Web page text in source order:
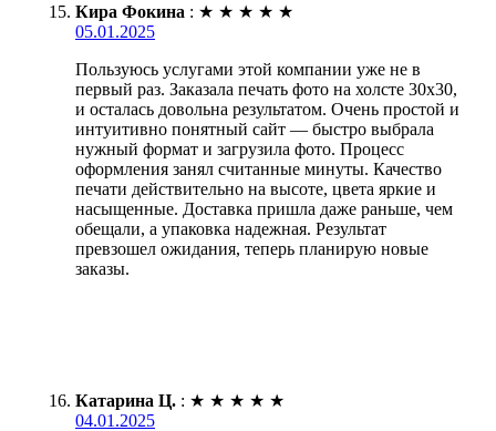
Кира Фокина : ★ ★ ★ ★ ★
05.01.2025
Пользуюсь услугами этой компании уже не в
первый раз. Заказала печать фото на холсте 30х30,
и осталась довольна результатом. Очень простой и
интуитивно понятный сайт — быстро выбрала
нужный формат и загрузила фото. Процесс
оформления занял считанные минуты. Качество
печати действительно на высоте, цвета яркие и
насыщенные. Доставка пришла даже раньше, чем
обещали, а упаковка надежная. Результат
превзошел ожидания, теперь планирую новые
заказы.
Катарина Ц. : ★ ★ ★ ★ ★
04.01.2025